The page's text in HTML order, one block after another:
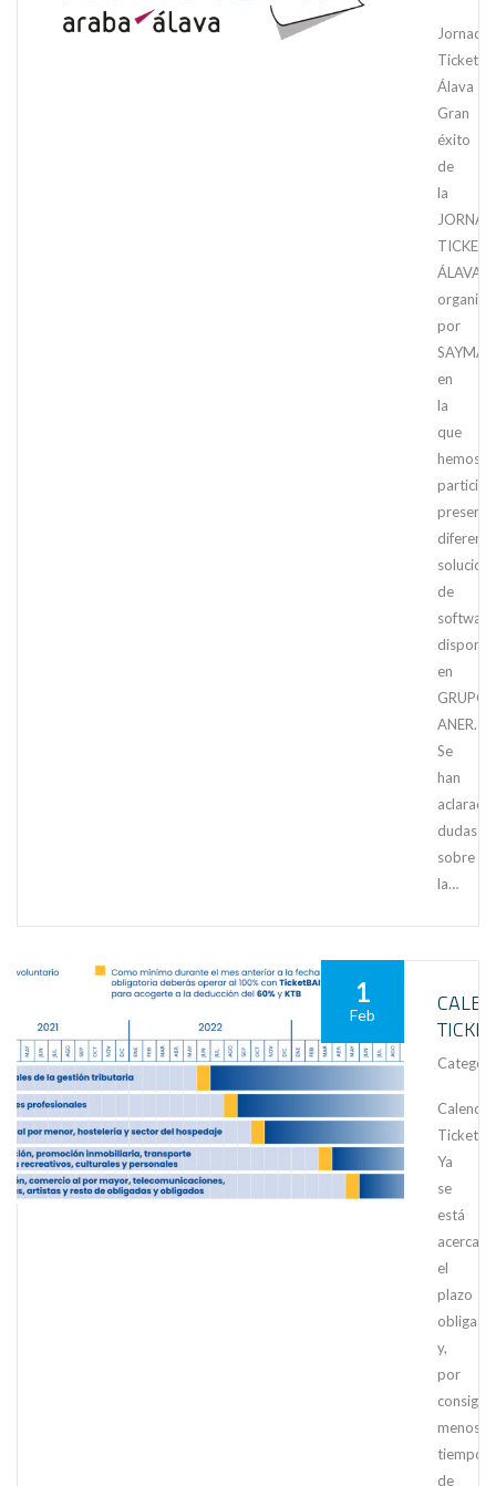
Jornada
Álava
Gran
éxito
de
la
ÁLAVA
por
SAYMA
en
la
que
hemos
de
software
en
GRUPO
ANER.
Se
han
aclarado
dudas
sobre
la…
1
Feb
Ya
se
está
el
plazo
y,
por
menos
tiempo
de